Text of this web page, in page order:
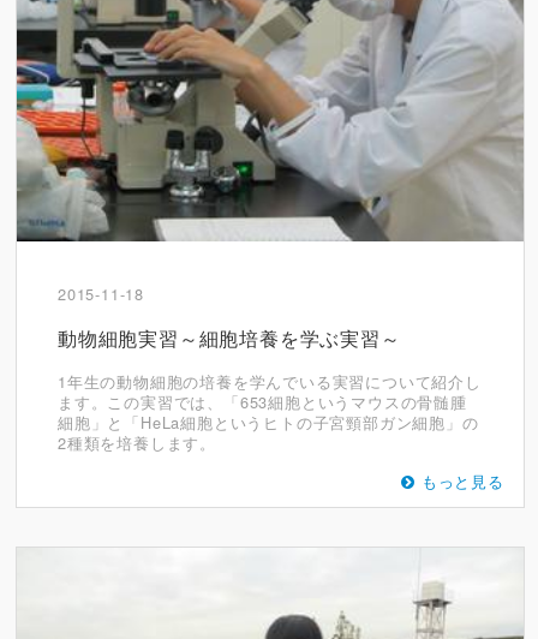
2015-11-18
動物細胞実習～細胞培養を学ぶ実習～
1年生の動物細胞の培養を学んでいる実習について紹介し
ます。この実習では、「653細胞というマウスの骨髄腫
細胞」と「HeLa細胞というヒトの子宮頸部ガン細胞」の
2種類を培養します。
もっと見る